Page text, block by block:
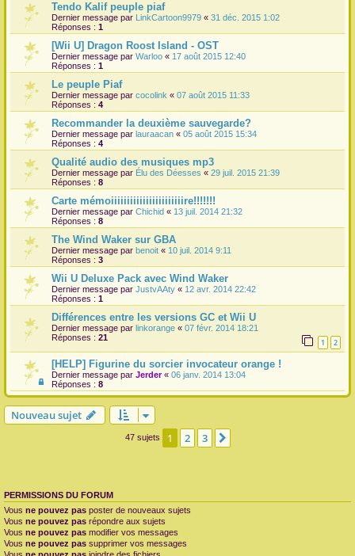
Tendo Kalif peuple piaf
Dernier message par LinkCartoon9979 « 31 déc. 2015 1:02
Réponses : 1
[Wii U] Dragon Roost Island - OST
Dernier message par Warloo « 17 août 2015 12:40
Réponses : 1
Le peuple Piaf
Dernier message par cocolink « 07 août 2015 11:33
Réponses : 4
Recommander la deuxième sauvegarde?
Dernier message par lauraacan « 05 août 2015 15:34
Réponses : 4
Qualité audio des musiques mp3
Dernier message par Élu des Déesses « 29 juil. 2015 21:39
Réponses : 8
Carte mémoiiiiiiiiiiiiiiiiiiiiiiire!!!!!!!
Dernier message par Chichid « 13 juil. 2014 21:32
Réponses : 8
The Wind Waker sur GBA
Dernier message par benoit « 10 juil. 2014 9:11
Réponses : 3
Wii U Deluxe Pack avec Wind Waker
Dernier message par JustvAAty « 12 avr. 2014 22:42
Réponses : 1
Différences entre les versions GC et Wii U
Dernier message par linkorange « 07 févr. 2014 18:21
Réponses : 21 1 2
[HELP] Figurine du sorcier invocateur orange !
Dernier message par Jerder« 06 janv. 2014 13:04
Réponses : 8
Nouveau sujet
47 sujets 1 2 3
PERMISSIONS DU FORUM
Vous ne pouvez pas poster de nouveaux sujets
Vous ne pouvez pas répondre aux sujets
Vous ne pouvez pas modifier vos messages
Vous ne pouvez pas supprimer vos messages